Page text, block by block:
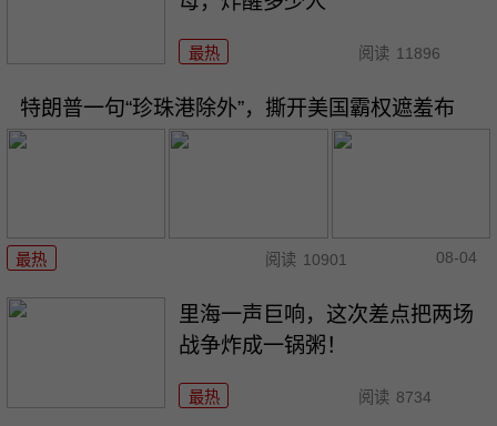
最热 阅读 11896
特朗普一句“珍珠港除外”，撕开美国霸权遮羞布
最热 阅读 10901 08-04
里海一声巨响，这次差点把两场
战争炸成一锅粥！
最热 阅读 8734